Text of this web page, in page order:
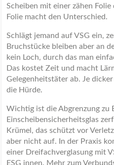
Scheiben mit einer zähen
Folie macht den Unterschied.
Schlägt jemand auf VSG ein,
Bruchstücke bleiben aber an
kein Loch, durch das man
Das kostet Zeit und macht
Gelegenheitstäter ab. Je
die Hürde.
Wichtig ist die Abgrenzung zu
Einscheibensicherheitsglas
Krümel, das schützt vor
aber nicht auf. In der Praxis
einer Dreifachverglasung mit
ESG innen. Mehr zum